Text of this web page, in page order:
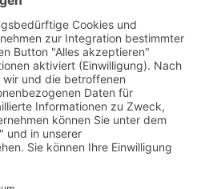
Kontakt
Inhaltsverzeichnis
Satzung